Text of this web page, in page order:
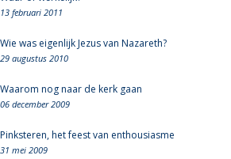
13 februari 2011
Wie was eigenlijk Jezus van Nazareth?
29 augustus 2010
Waarom nog naar de kerk gaan
06 december 2009
Pinksteren, het feest van enthousiasme
31 mei 2009